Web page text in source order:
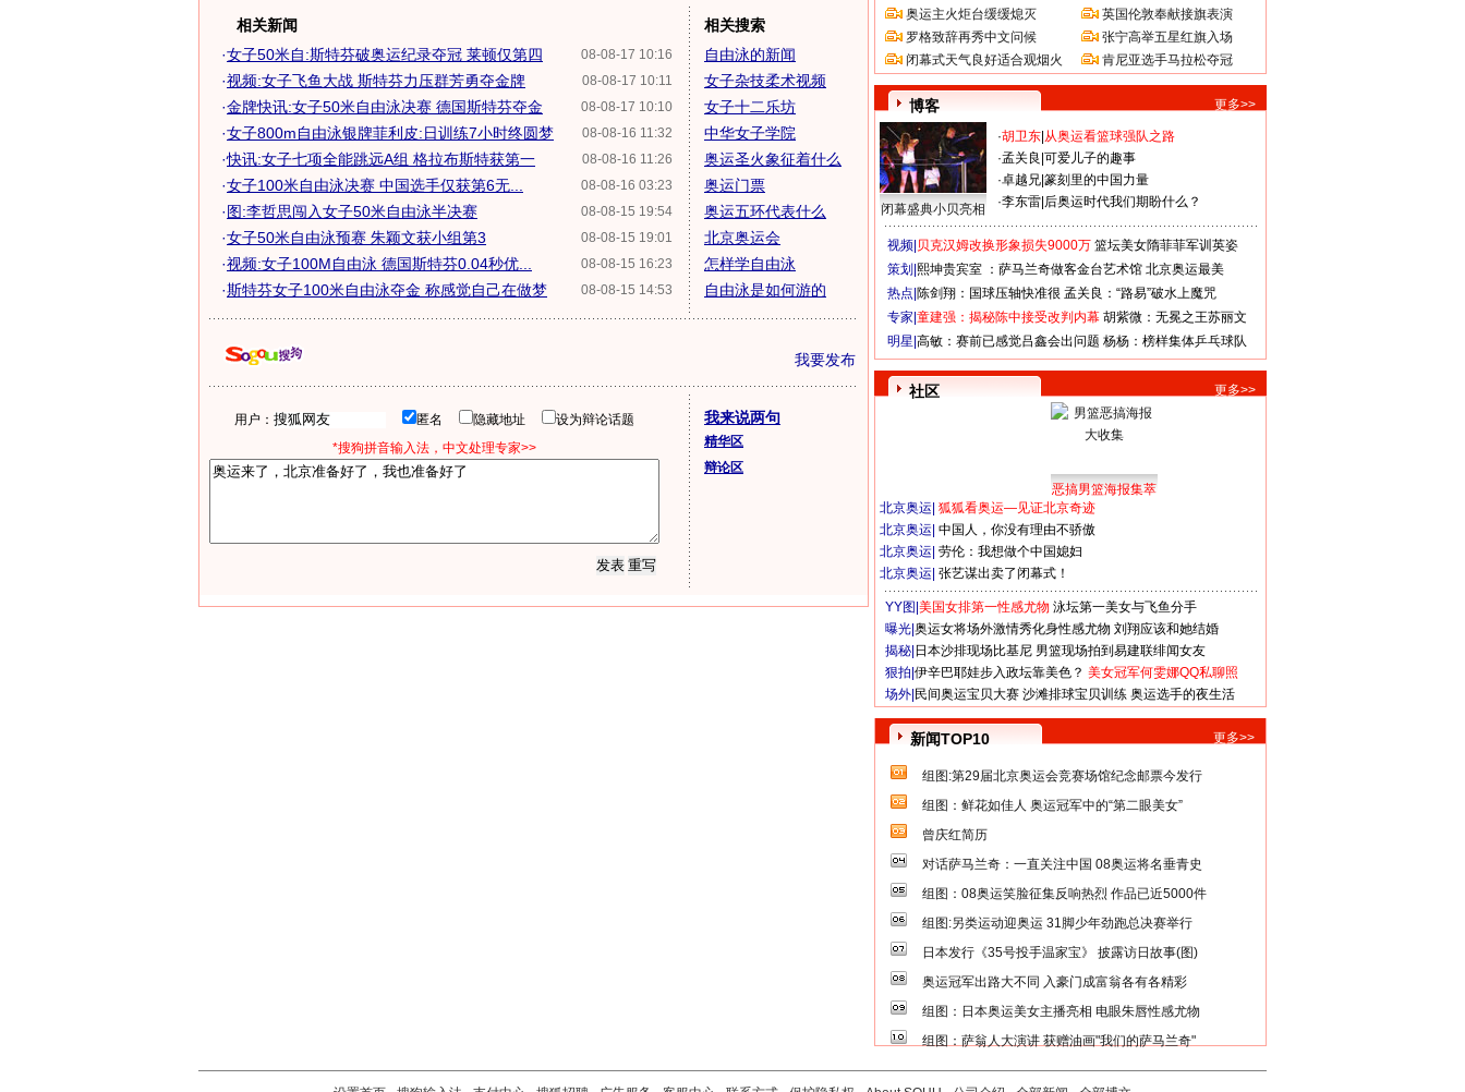
相关新闻
08-08-17 10:16
·女子50米自:斯特芬破奥运纪录夺冠 莱顿仅第四
08-08-17 10:11
·视频:女子飞鱼大战 斯特芬力压群芳勇夺金牌
08-08-17 10:10
·金牌快讯:女子50米自由泳决赛 德国斯特芬夺金
08-08-16 11:32
·女子800m自由泳银牌菲利皮:日训练7小时终圆梦
08-08-16 11:26
·快讯:女子七项全能跳远A组 格拉布斯特获第一
08-08-16 03:23
·女子100米自由泳决赛 中国选手仅获第6无...
08-08-15 19:54
·图:李哲思闯入女子50米自由泳半决赛
08-08-15 19:01
·女子50米自由泳预赛 朱颖文获小组第3
08-08-15 16:23
·视频:女子100M自由泳 德国斯特芬0.04秒优...
08-08-15 14:53
·斯特芬女子100米自由泳夺金 称感觉自己在做梦
相关搜索
自由泳的新闻
女子杂技柔术视频
女子十二乐坊
中华女子学院
奥运圣火象征着什么
奥运门票
奥运五环代表什么
北京奥运会
怎样学自由泳
自由泳是如何游的
我要发布
用户： 匿名 隐藏地址
设为辩论话题
*搜狗拼音输入法，中文处理专家>>
我来说两句
精华区
辩论区
奥运主火炬台缓缓熄灭
罗格致辞再秀中文问候
闭幕式天气良好适合观烟火
英国伦敦奉献接旗表演
张宁高举五星红旗入场
肯尼亚选手马拉松夺冠
博客 更多>>
闭幕盛典小贝亮相
·胡卫东 从奥运看篮球强队之路
·孟关良 可爱儿子的趣事
·卓越兄 篆刻里的中国力量
·李东雷 后奥运时代我们期盼什么？
视频| 贝克汉姆改换形象损失9000万 篮坛美女隋菲菲军训英姿
策划| 熙坤贵宾室 ：萨马兰奇做客金台艺术馆 北京奥运最美
热点| 陈剑翔：国球压轴快准很 孟关良：“路易”破水上魔咒
专家| 童建强：揭秘陈中接受改判内幕 胡紫微：无冕之王苏丽文
明星| 高敏：赛前已感觉吕鑫会出问题 杨杨：榜样集体乒乓球队
社区 更多>>
恶搞男篮海报集萃
北京奥运 狐狐看奥运—见证北京奇迹
北京奥运 中国人，你没有理由不骄傲
北京奥运 劳伦：我想做个中国媳妇
北京奥运 张艺谋出卖了闭幕式！
YY图| 美国女排第一性感尤物 泳坛第一美女与飞鱼分手
曝光| 奥运女将场外激情秀化身性感尤物 刘翔应该和她结婚
揭秘| 日本沙排现场比基尼 男篮现场拍到易建联绯闻女友
狠拍| 伊辛巴耶娃步入政坛靠美色？ 美女冠军何雯娜QQ私聊照
场外| 民间奥运宝贝大赛 沙滩排球宝贝训练 奥运选手的夜生活
新闻TOP10 更多>>
组图:第29届北京奥运会竞赛场馆纪念邮票今发行
组图：鲜花如佳人 奥运冠军中的“第二眼美女”
曾庆红简历
对话萨马兰奇：一直关注中国 08奥运将名垂青史
组图：08奥运笑脸征集反响热烈 作品已近5000件
组图:另类运动迎奥运 31脚少年劲跑总决赛举行
日本发行《35号投手温家宝》 披露访日故事(图)
奥运冠军出路大不同 入豪门成富翁各有各精彩
组图：日本奥运美女主播亮相 电眼朱唇性感尤物
组图：萨翁人大演讲 获赠油画"我们的萨马兰奇"